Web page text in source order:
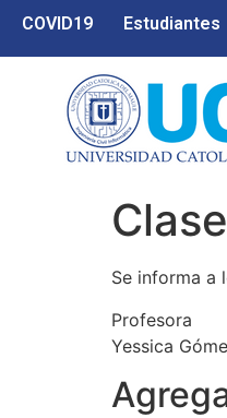
COVID19 Estudiantes
Se informa a
Profesora
Yessica